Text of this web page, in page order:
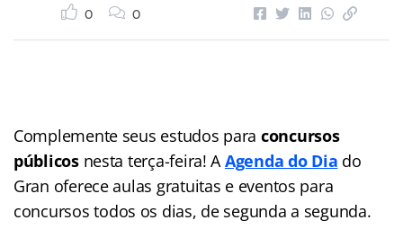
0 0
Complemente seus estudos para concursos
públicosnesta terça-feira! AAgenda do Dia do
Gran oferece aulas gratuitas e eventos para
concursos todos os dias, de segunda a segunda.